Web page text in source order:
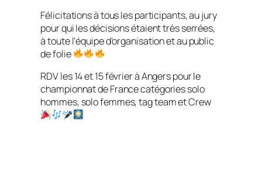
Félicitations à tous les participants, au jury
pour qui les décisions étaient très serrées,
à toute l’équipe d’organisation et au public
de folie
RDV les 14 et 15 février à Angers pour le
championnat de France catégories solo
hommes, solo femmes, tag team et Crew